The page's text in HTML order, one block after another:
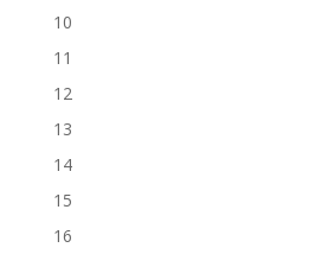
10
11
12
13
14
15
16